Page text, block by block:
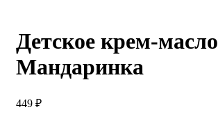
Детское крем-масло
Мандаринка
449 ₽